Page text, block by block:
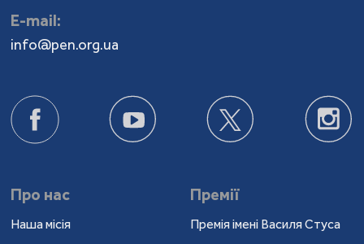
Е-mail:
info@pen.org.ua
Про нас
Наша місія
Премії
Премія імені Василя Стуса